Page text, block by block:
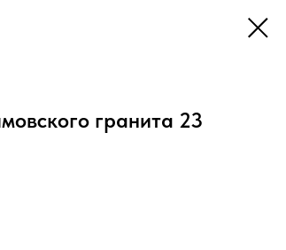
гранита 23